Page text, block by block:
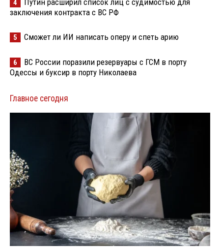
4
Путин расширил список лиц с судимостью для
заключения контракта с ВС РФ
5 Сможет ли ИИ написать оперу и спеть арию
6
ВС России поразили резервуары с ГСМ в порту
Одессы и буксир в порту Николаева
Главное сегодня